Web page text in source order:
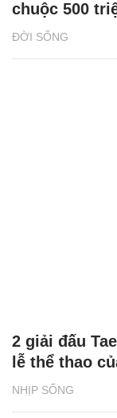
ĐỜI SỐNG
chuộc 500
NHỊP SỐNG
2 giải đấu
lễ thể thao